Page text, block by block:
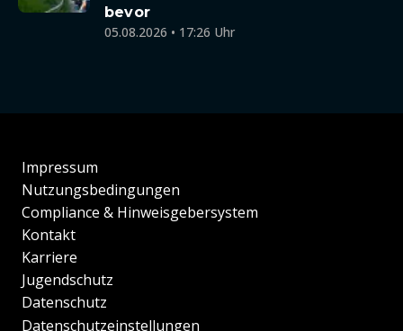
bevor
05.08.2026 • 17:26 Uhr
Impressum
Nutzungsbedingungen
Compliance & Hinweisgebersystem
Kontakt
Karriere
Jugendschutz
Datenschutz
Datenschutzeinstellungen